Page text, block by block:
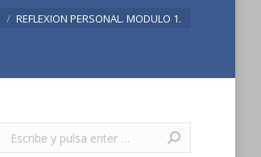
REFLEXION PERSONAL. MODULO 1.
Buscar: